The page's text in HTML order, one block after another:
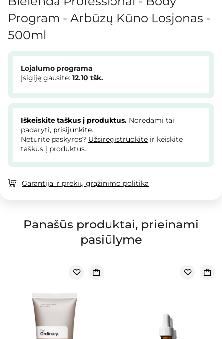
Program - Arbūzų Kūno Losjonas -
500ml
Lojalumo programa
Įsigiję gausite: 12.10 tšk.
Iškeiskite taškus į produktus. Norėdami tai
padaryti, prisijunkite.
Neturite paskyros? Užsiregistruokite ir keiskite
taškus į produktus.
Garantija ir prekių grąžinimo politika
Panašūs produktai, prieinami
pasiūlyme